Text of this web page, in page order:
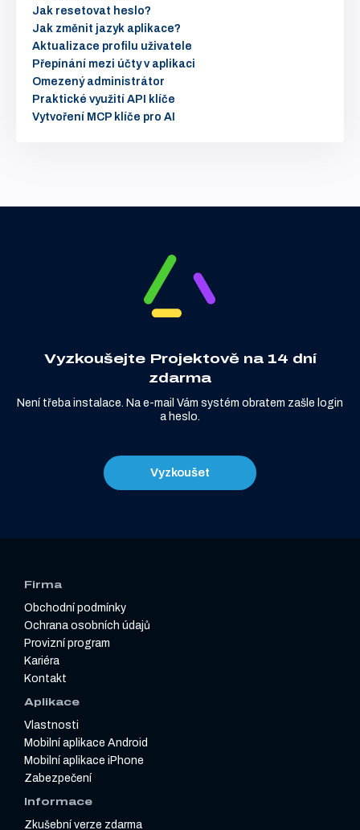
Jak resetovat heslo?
Jak změnit jazyk aplikace?
Aktualizace profilu uživatele
Přepínání mezi účty v aplikaci
Omezený administrátor
Praktické využití API klíče
Vytvoření MCP klíče pro AI
Vyzkoušejte Projektově na 14 dní
zdarma
Není třeba instalace. Na e-mail Vám systém obratem zašle login
a heslo.
Vyzkoušet
Firma
Obchodní podmínky
Ochrana osobních údajů
Provizní program
Kariéra
Kontakt
Aplikace
Vlastnosti
Mobilní aplikace Android
Mobilní aplikace iPhone
Zabezpečení
Informace
Zkušební verze zdarma